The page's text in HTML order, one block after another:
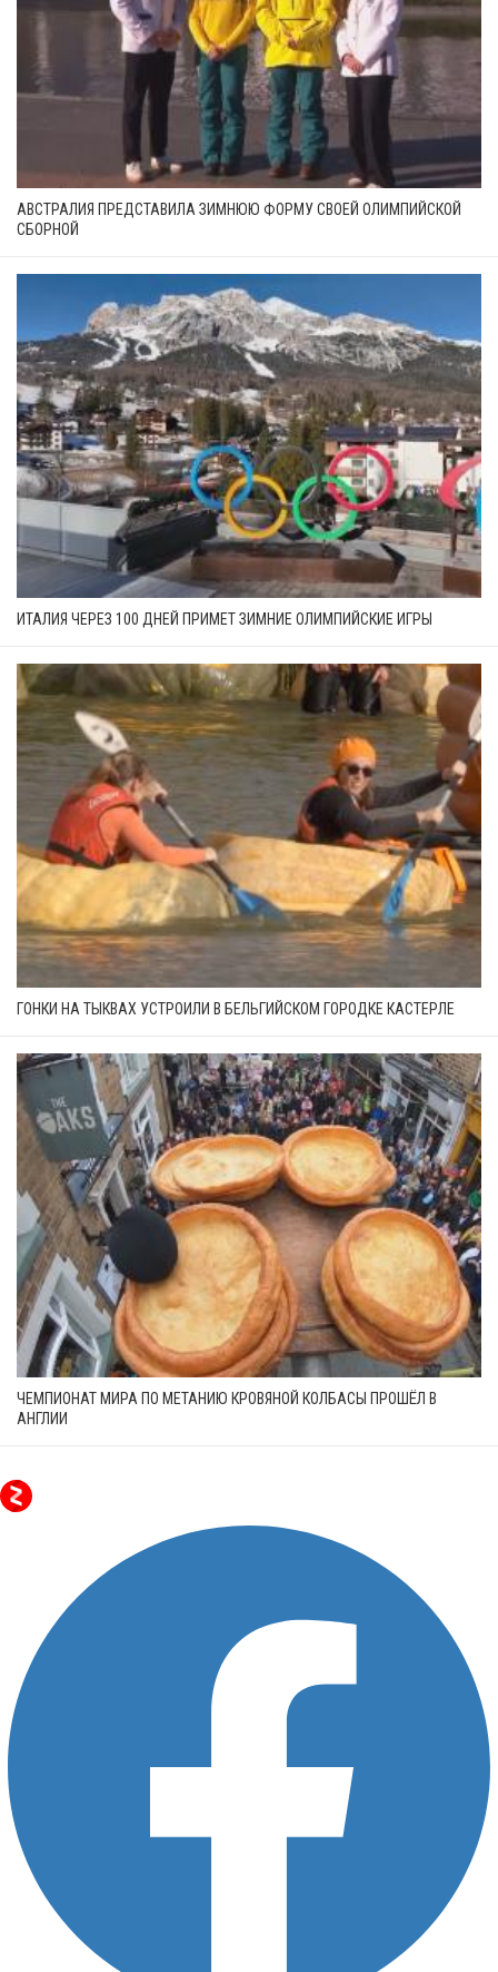
АВСТРАЛИЯ ПРЕДСТАВИЛА ЗИМНЮЮ ФОРМУ СВОЕЙ ОЛИМПИЙСКОЙ
СБОРНОЙ
ИТАЛИЯ ЧЕРЕЗ 100 ДНЕЙ ПРИМЕТ ЗИМНИЕ ОЛИМПИЙСКИЕ ИГРЫ
ГОНКИ НА ТЫКВАХ УСТРОИЛИ В БЕЛЬГИЙСКОМ ГОРОДКЕ КАСТЕРЛЕ
ЧЕМПИОНАТ МИРА ПО МЕТАНИЮ КРОВЯНОЙ КОЛБАСЫ ПРОШЁЛ В
АНГЛИИ